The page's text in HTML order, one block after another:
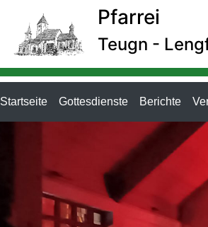
Pfarrei
Teugn -
Startseite(current)
Gottesdienste(current)
Berichte